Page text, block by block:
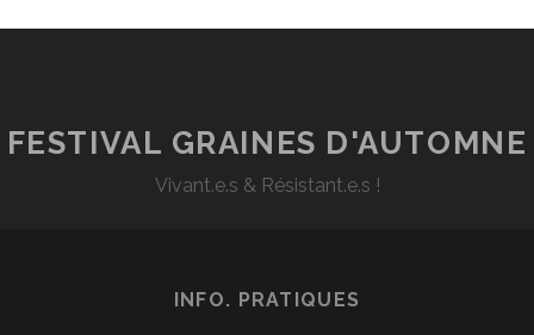
FESTIVAL GRAINES D'AUTOMNE
Vivant.e.s & Résistant.e.s !
INFO. PRATIQUES